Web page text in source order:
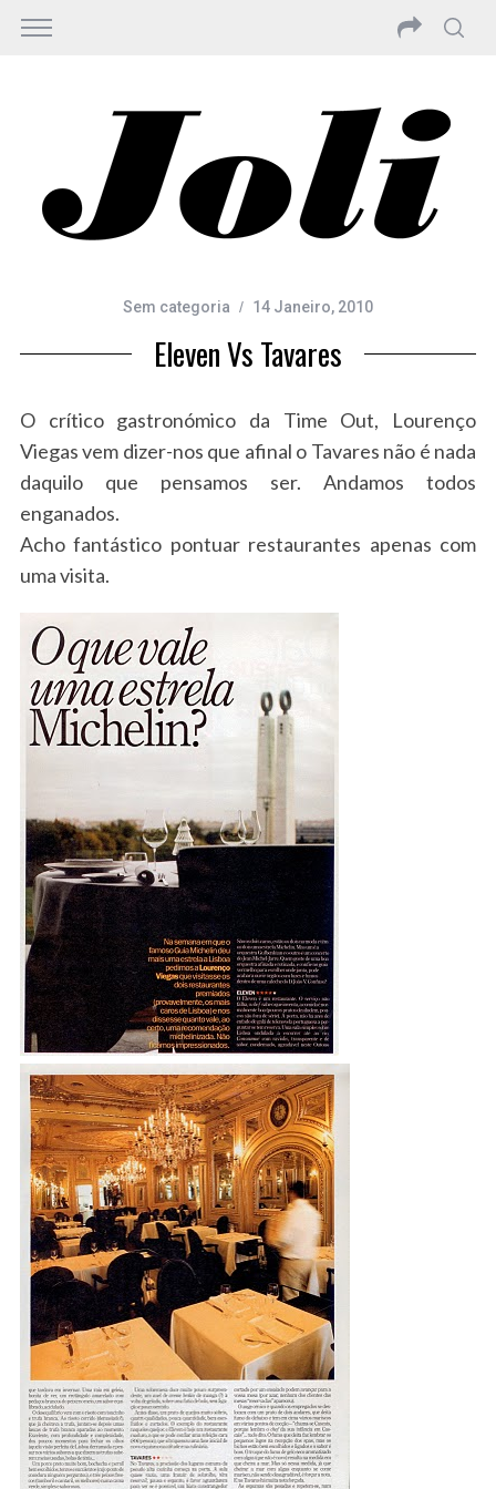
Sem categoria 14 Janeiro, 2010
Eleven Vs Tavares
O crítico gastronómico da Time Out, Lourenço
Viegas vem dizer-nos que afinal o Tavares não é nada
daquilo que pensamos ser. Andamos todos
enganados.
Acho fantástico pontuar restaurantes apenas com
uma visita.